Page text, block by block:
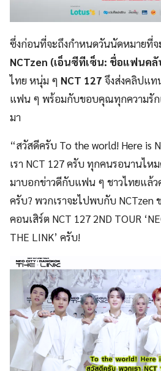
ซึ่งก่อนที่จะถึงกำหนดวันนัดหมายที่จ
NCTzen (เอ็นซีทีเซ็น: ชื่อแฟนคลั
ไทย หนุ่ม ๆ NCT 127 จึงส่งคลิปแท
แฟน ๆ พร้อมกับขอบคุณทุกความรั
มา
“สวัสดีครับ To the world! Here is
เรา NCT 127 ครับ ทุกคนรอนานไห
มาบอกข่าวดีกับแฟน ๆ ชาวไทยแล้ว
ครับ? พวกเราจะไปพบกับ
คอนเสิร์ต NCT 127 2ND TOUR
THE LINK’ ครับ!